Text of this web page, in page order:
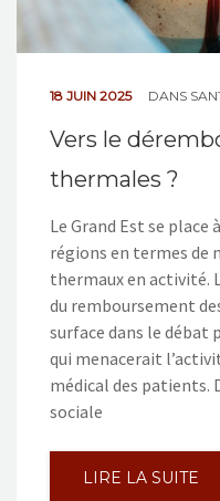
18 JUIN 2025 DANS
Vers le
thermales ?
Le Grand Est se
régions en termes de
thermaux en activité.
du remboursement
surface dans le débat
qui menacerait
médical des patients.
sociale
LIRE LA SUITE